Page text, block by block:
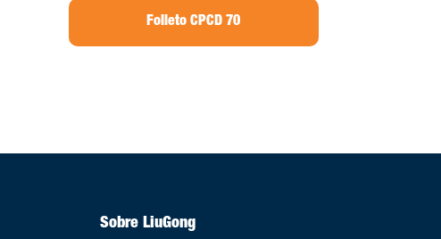
Folleto CPCD 70
Sobre LiuGong